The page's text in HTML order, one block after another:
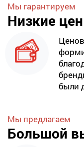
Мы гарантируем
Низкие
были
Мы предлагаем
Большой